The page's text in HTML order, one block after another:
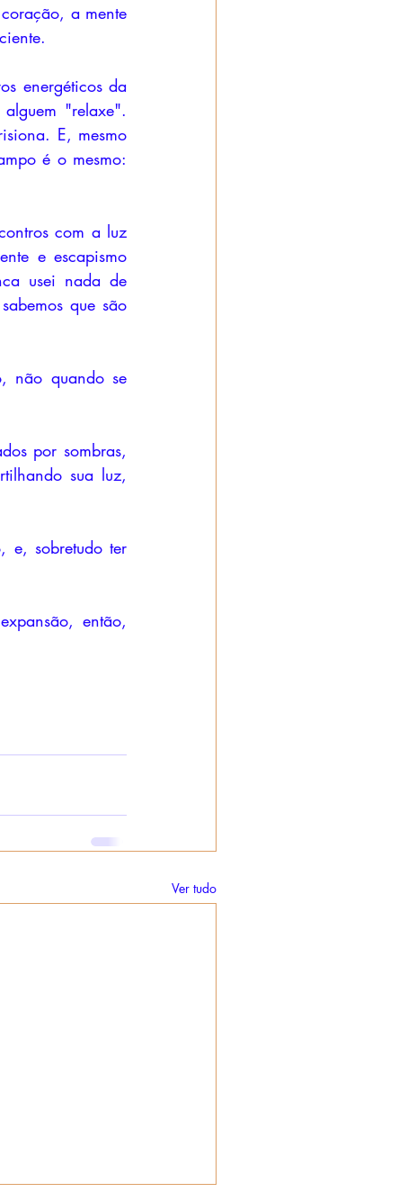
a mente
energéticos da
"relaxe".
E, mesmo
é o mesmo:
com a luz
e escapismo
usei nada de
que são
não quando se
por sombras,
sua luz,
e, sobretudo ter
então,
Ver tudo